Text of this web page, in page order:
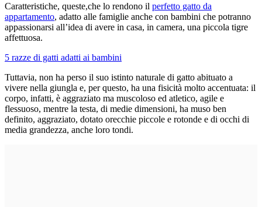
Caratteristiche, queste,che lo rendono il perfetto gatto da
appartamento, adatto alle famiglie anche con bambini che potranno
appassionarsi all’idea di avere in casa, in camera, una piccola tigre
affettuosa.
5 razze di gatti adatti ai bambini
Tuttavia, non ha perso il suo istinto naturale di gatto abituato a
vivere nella giungla e, per questo, ha una fisicità molto accentuata: il
corpo, infatti, è aggraziato ma muscoloso ed atletico, agile e
flessuoso, mentre la testa, di medie dimensioni, ha muso ben
definito, aggraziato, dotato orecchie piccole e rotonde e di occhi di
media grandezza, anche loro tondi.